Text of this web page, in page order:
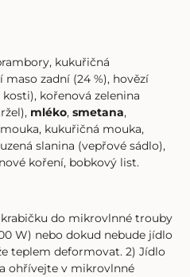
kukuřičná
maso zadní (24 %), hovězí
kořenová zelenina
mléko,smetana,
kukuřičná mouka,
slanina (vepřové sádlo),
koření, bobkový list.
krabičku do mikrovlnné trouby
W) nebo dokud nebude jídlo
teplem deformovat. 2) Jídlo
ohřívejte v mikrovlnné